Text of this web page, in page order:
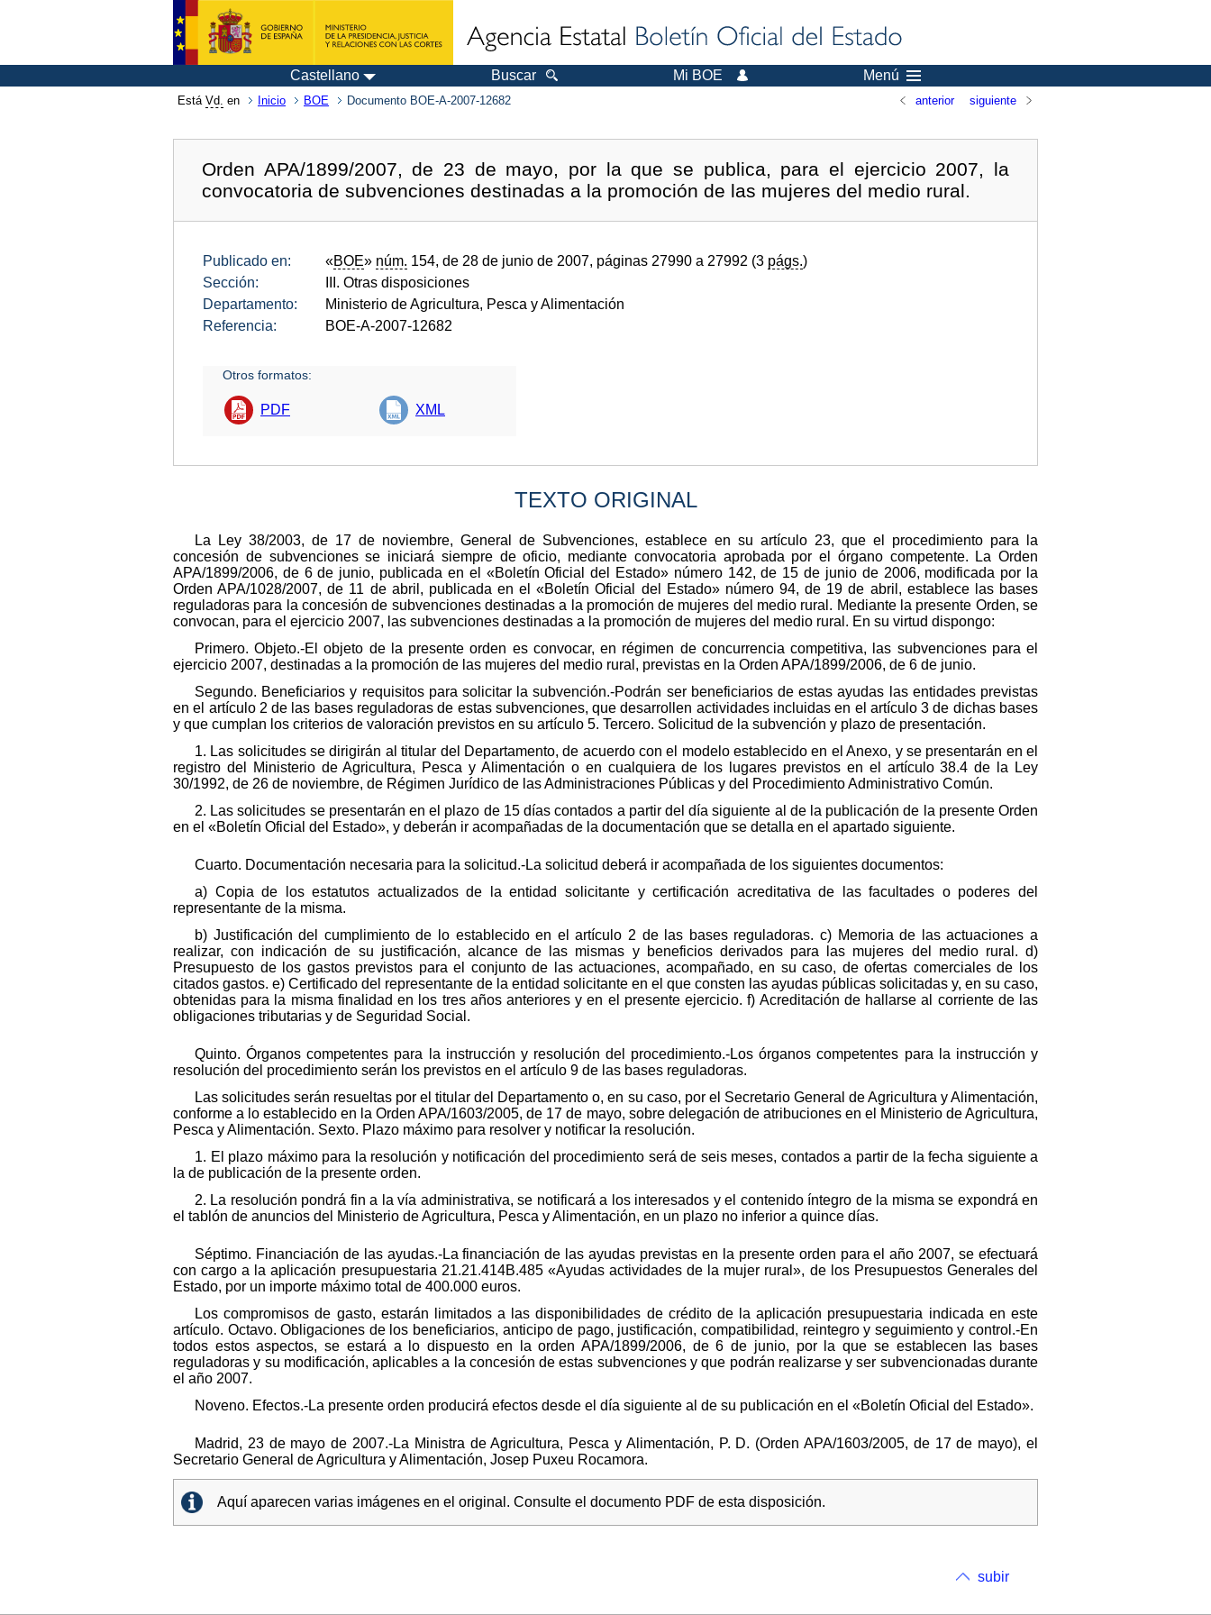
Castellano Buscar Mi BOE Menú
Está Vd. en Inicio BOE Documento BOE-A-2007-12682 anterior siguiente
Orden APA/1899/2007, de 23 de mayo, por la que se publica, para el ejercicio 2007, la
convocatoria de subvenciones destinadas a la promoción de las mujeres del medio rural.
Publicado en: «BOE» núm. 154, de 28 de junio de 2007, páginas 27990 a 27992 (3 págs.)
Sección:
III. Otras disposiciones
Departamento:
Ministerio de Agricultura, Pesca y Alimentación
Referencia:
BOE-A-2007-12682
Otros formatos:
PDF XML
TEXTO ORIGINAL
La Ley 38/2003, de 17 de noviembre, General de Subvenciones, establece en su artículo 23, que el procedimiento para la
concesión de subvenciones se iniciará siempre de oficio, mediante convocatoria aprobada por el órgano competente. La Orden
APA/1899/2006, de 6 de junio, publicada en el «Boletín Oficial del Estado» número 142, de 15 de junio de 2006, modificada por la
Orden APA/1028/2007, de 11 de abril, publicada en el «Boletín Oficial del Estado» número 94, de 19 de abril, establece las bases
reguladoras para la concesión de subvenciones destinadas a la promoción de mujeres del medio rural. Mediante la presente Orden, se
convocan, para el ejercicio 2007, las subvenciones destinadas a la promoción de mujeres del medio rural. En su virtud dispongo:
Primero. Objeto.-El objeto de la presente orden es convocar, en régimen de concurrencia competitiva, las subvenciones para el
ejercicio 2007, destinadas a la promoción de las mujeres del medio rural, previstas en la Orden APA/1899/2006, de 6 de junio.
Segundo. Beneficiarios y requisitos para solicitar la subvención.-Podrán ser beneficiarios de estas ayudas las entidades previstas
en el artículo 2 de las bases reguladoras de estas subvenciones, que desarrollen actividades incluidas en el artículo 3 de dichas bases
y que cumplan los criterios de valoración previstos en su artículo 5. Tercero. Solicitud de la subvención y plazo de presentación.
1. Las solicitudes se dirigirán al titular del Departamento, de acuerdo con el modelo establecido en el Anexo, y se presentarán en el
registro del Ministerio de Agricultura, Pesca y Alimentación o en cualquiera de los lugares previstos en el artículo 38.4 de la Ley
30/1992, de 26 de noviembre, de Régimen Jurídico de las Administraciones Públicas y del Procedimiento Administrativo Común.
2. Las solicitudes se presentarán en el plazo de 15 días contados a partir del día siguiente al de la publicación de la presente Orden
en el «Boletín Oficial del Estado», y deberán ir acompañadas de la documentación que se detalla en el apartado siguiente.
Cuarto. Documentación necesaria para la solicitud.-La solicitud deberá ir acompañada de los siguientes documentos:
a) Copia de los estatutos actualizados de la entidad solicitante y certificación acreditativa de las facultades o poderes del
representante de la misma.
b) Justificación del cumplimiento de lo establecido en el artículo 2 de las bases reguladoras. c) Memoria de las actuaciones a
realizar, con indicación de su justificación, alcance de las mismas y beneficios derivados para las mujeres del medio rural. d)
Presupuesto de los gastos previstos para el conjunto de las actuaciones, acompañado, en su caso, de ofertas comerciales de los
citados gastos. e) Certificado del representante de la entidad solicitante en el que consten las ayudas públicas solicitadas y, en su caso,
obtenidas para la misma finalidad en los tres años anteriores y en el presente ejercicio. f) Acreditación de hallarse al corriente de las
obligaciones tributarias y de Seguridad Social.
Quinto. Órganos competentes para la instrucción y resolución del procedimiento.-Los órganos competentes para la instrucción y
resolución del procedimiento serán los previstos en el artículo 9 de las bases reguladoras.
Las solicitudes serán resueltas por el titular del Departamento o, en su caso, por el Secretario General de Agricultura y Alimentación,
conforme a lo establecido en la Orden APA/1603/2005, de 17 de mayo, sobre delegación de atribuciones en el Ministerio de Agricultura,
Pesca y Alimentación. Sexto. Plazo máximo para resolver y notificar la resolución.
1. El plazo máximo para la resolución y notificación del procedimiento será de seis meses, contados a partir de la fecha siguiente a
la de publicación de la presente orden.
2. La resolución pondrá fin a la vía administrativa, se notificará a los interesados y el contenido íntegro de la misma se expondrá en
el tablón de anuncios del Ministerio de Agricultura, Pesca y Alimentación, en un plazo no inferior a quince días.
Séptimo. Financiación de las ayudas.-La financiación de las ayudas previstas en la presente orden para el año 2007, se efectuará
con cargo a la aplicación presupuestaria 21.21.414B.485 «Ayudas actividades de la mujer rural», de los Presupuestos Generales del
Estado, por un importe máximo total de 400.000 euros.
Los compromisos de gasto, estarán limitados a las disponibilidades de crédito de la aplicación presupuestaria indicada en este
artículo. Octavo. Obligaciones de los beneficiarios, anticipo de pago, justificación, compatibilidad, reintegro y seguimiento y control.-En
todos estos aspectos, se estará a lo dispuesto en la orden APA/1899/2006, de 6 de junio, por la que se establecen las bases
reguladoras y su modificación, aplicables a la concesión de estas subvenciones y que podrán realizarse y ser subvencionadas durante
el año 2007.
Noveno. Efectos.-La presente orden producirá efectos desde el día siguiente al de su publicación en el «Boletín Oficial del Estado».
Madrid, 23 de mayo de 2007.-La Ministra de Agricultura, Pesca y Alimentación, P. D. (Orden APA/1603/2005, de 17 de mayo), el
Secretario General de Agricultura y Alimentación, Josep Puxeu Rocamora.
Aquí aparecen varias imágenes en el original. Consulte el documento PDF de esta disposición.
subir